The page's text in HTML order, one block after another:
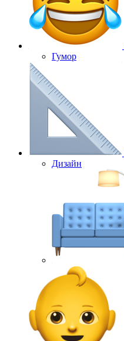
Гумор
Дизайн